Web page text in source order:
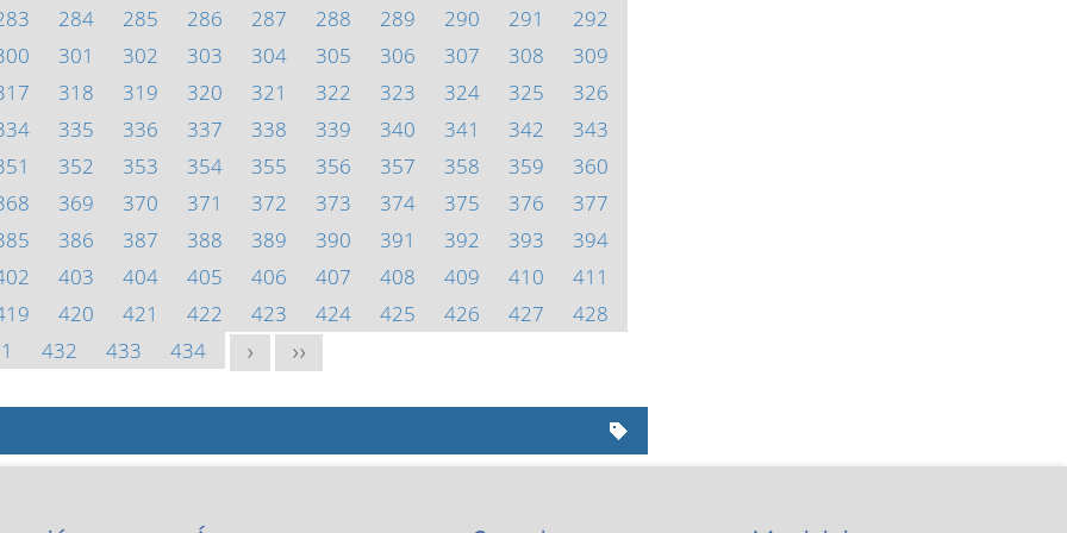
284 285 286 287 288 289 290 291
292
301 302 303 304 305 306 307 308
309
318 319 320 321 322 323 324 325
326
335 336 337 338 339 340 341 342
343
352 353 354 355 356 357 358 359
360
369 370 371 372 373 374 375 376
377
386 387 388 389 390 391 392 393
394
403 404 405 406 407 408 409 410
411
420 421 422 423 424 425 426 427
428
432 433 434 > >>